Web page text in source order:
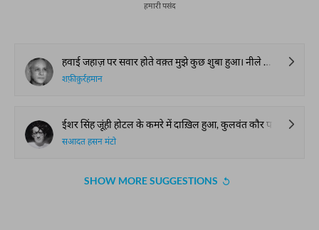
हमारी पसंद
हवाई जहाज़ पर सवार होते वक़्त मुझे कुछ शुबा हुआ। नीले लिबास वाले लड़की से पूछा तो उसने भी इस्बात में सर हिलाया, जब हम जहाज़ से उतरे तो मुझे यक़ीन हो गया और मैंने पाइप पीते ऑक्सफ़ोर्ड लहजे में अंग्रेज़ी बोलते हुए पायलट को दबोच लिया। हम मुद्दतों के बाद मिले थे। कॉलेज में देर तक इकट्ठे रहे। कुछ अर्से तक ख़त-व-किताबत भी रही। फिर एक दूसरे के लिए मादूम हो गए। इतने दिनों के बाद और इतनी दूर अचानक मुलाक़ात बड़ी अजीब सी मालूम हो रही थी।
शफ़ीक़ुर्रहमान
ईशर सिंह जूंही होटल के कमरे में दाख़िल हुआ, कुलवंत कौर पलंग पर से उठी। अपनी तेज़ तेज़ आँखों से उसकी तरफ़ घूर के देखा और दरवाज़े की चटख़्नी बंद कर दी। रात के बारह बज चुके थे, शहर का मुज़ाफ़ात एक अजीब पुर-असरार ख़ामोशी में ग़र्क़ था।
सआदत हसन मंटो
SHOW MORE SUGGESTIONS